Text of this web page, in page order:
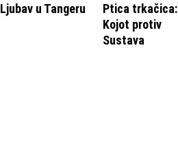
Ljubav u Tangeru
Ptica trkačica:
Kojot protiv
Sustava